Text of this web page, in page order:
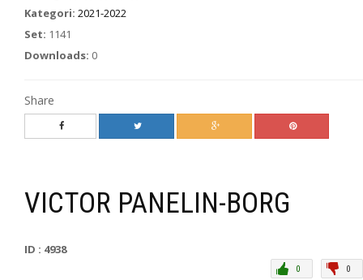
Kategori: 2021-2022
Set: 1141
Downloads: 0
Share
VICTOR PANELIN-BORG
ID : 4938
0
0